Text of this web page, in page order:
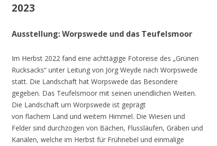
2023
Ausstellung: Worpswede und das Teufelsmoor
Im Herbst 2022 fand eine achttägige Fotoreise des „Grünen
Rucksacks“ unter Leitung von Jörg Weyde nach Worpswede
statt. Die Landschaft hat Worpswede das Besondere
gegeben. Das Teufelsmoor mit seinen unendlichen Weiten.
Die Landschaft um Worpswede ist geprägt
von flachem Land und weitem Himmel. Die Wiesen und
Felder sind durchzogen von Bächen, Flussläufen, Gräben und
Kanälen, welche im Herbst für Frühnebel und einmalige